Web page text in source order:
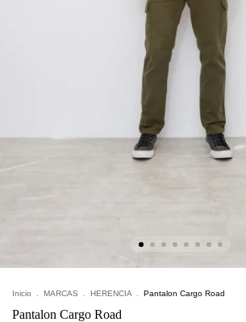
Inicio MARCAS HERENCIA Pantalon Cargo Road
Pantalon Cargo Road